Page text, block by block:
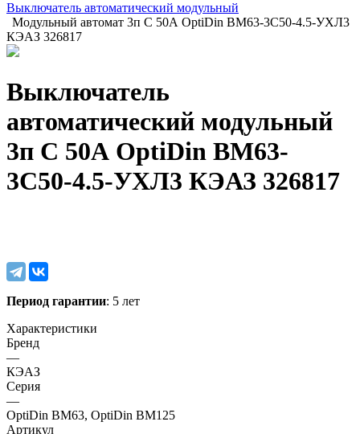
Выключатель автоматический модульный
Модульный автомат 3п C 50А OptiDin BM63-3C50-4.5-УХЛ3
КЭАЗ 326817
Выключатель
автоматический модульный
3п C 50А OptiDin BM63-
3C50-4.5-УХЛ3 КЭАЗ 326817
Период гарантии: 5 лет
Характеристики
Бренд
—
КЭАЗ
Серия
—
OptiDin BM63, OptiDin BM125
Артикул